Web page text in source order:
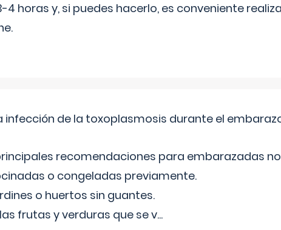
horas y, si puedes hacerlo, es conveniente
infección de la toxoplasmosis durante el
recomendaciones para embarazadas
o congeladas previamente.
o huertos sin guantes.
frutas y verduras que se v...